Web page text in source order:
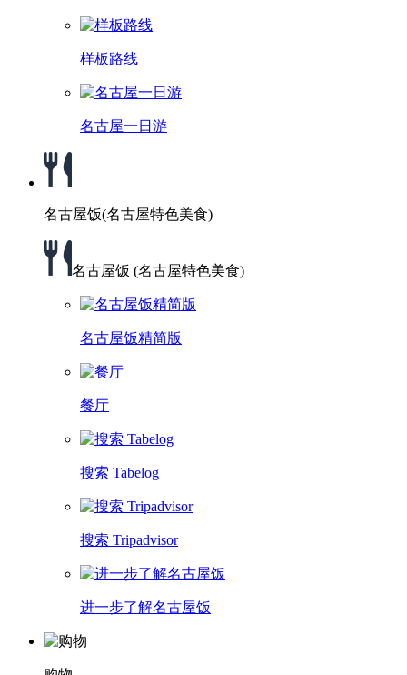
样板路线
名古屋一日游
名古屋饭(名古屋特色美食)
名古屋饭 (名古屋特色美食)
名古屋饭精简版
餐厅
搜索 Tabelog
搜索 Tripadvisor
进一步了解名古屋饭